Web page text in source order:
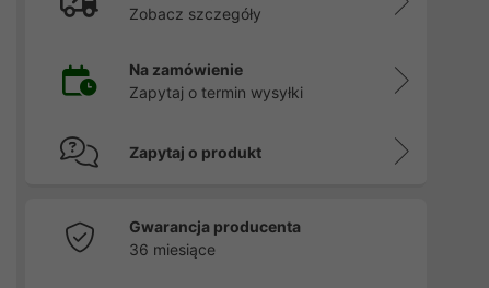
Zobacz szczegóły
Na zamówienie
Zapytaj o termin wysyłki
Zapytaj o produkt
Gwarancja producenta
36 miesiące